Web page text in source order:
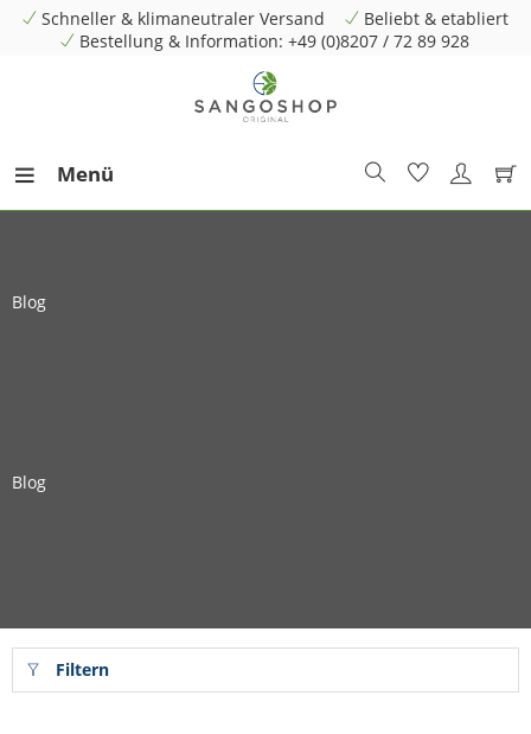
Schneller & klimaneutraler Versand
Beliebt & etabliert
Bestellung & Information: +49 (0)8207 / 72 89 928
Menü
Blog
Blog
Filtern